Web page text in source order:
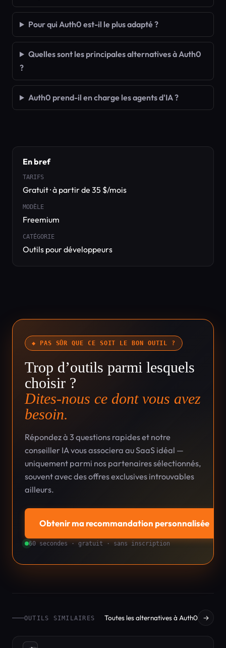
Pour qui Auth0 est-il le plus adapté ?
Quelles sont les principales alternatives à Auth0
?
Auth0 prend-il en charge les agents d'IA ?
En bref
TARIFS
Gratuit · à partir de 35 $/mois
MODÈLE
Freemium
CATÉGORIE
Outils pour développeurs
◆ PAS SÛR QUE CE SOIT LE BON OUTIL ?
Trop d’outils parmi lesquels
choisir ?
Dites-nous ce dont vous avez
besoin.
Répondez à 3 questions rapides et notre
conseiller IA vous associera au SaaS idéal —
uniquement parmi nos partenaires sélectionnés,
souvent avec des offres exclusives introuvables
ailleurs.
Obtenir ma recommandation personnalisée
60 secondes · gratuit · sans inscription
OUTILS SIMILAIRES Toutes les alternatives à Auth0 →